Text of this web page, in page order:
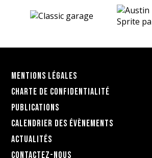
Mentions légales
Charte de confidentialité
Publications
Calendrier des évènements
Actualités
Contactez-nous